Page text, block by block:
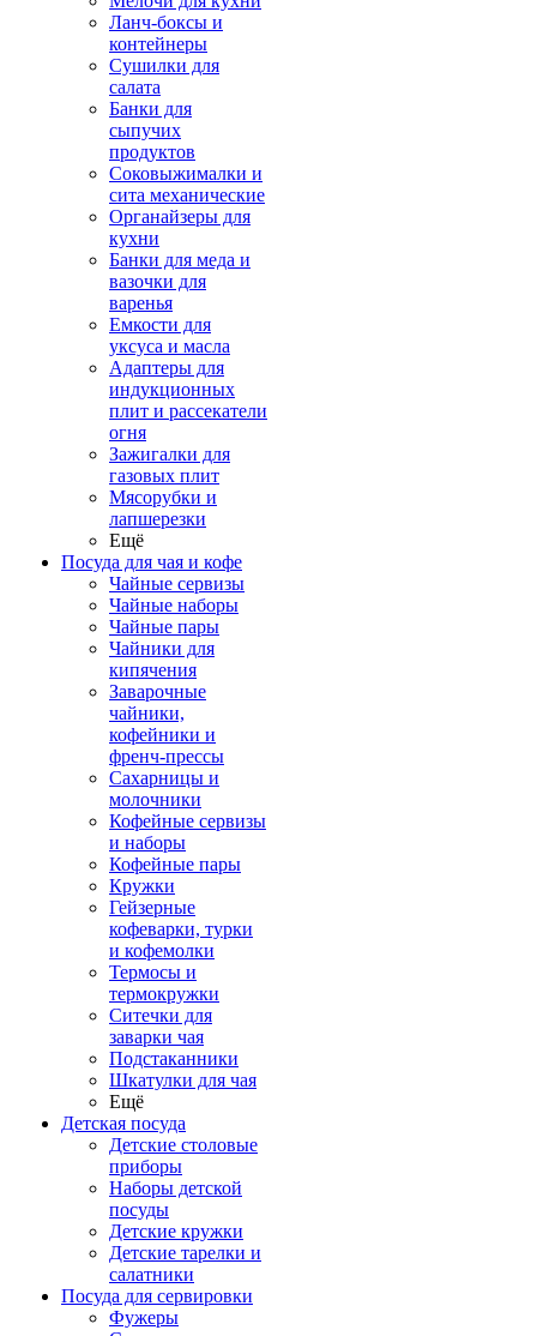
Ланч-боксы и
контейнеры
Сушилки для
салата
Банки для
сыпучих
продуктов
Соковыжималки и
сита механические
Органайзеры для
кухни
Банки для меда и
вазочки для
варенья
Емкости для
уксуса и масла
Адаптеры для
индукционных
плит и рассекатели
огня
Зажигалки для
газовых плит
Мясорубки и
лапшерезки
Ещё
Посуда для чая и кофе
Чайные сервизы
Чайные наборы
Чайные пары
Чайники для
кипячения
Заварочные
чайники,
кофейники и
френч-прессы
Сахарницы и
молочники
Кофейные сервизы
и наборы
Кофейные пары
Кружки
Гейзерные
кофеварки, турки
и кофемолки
Термосы и
термокружки
Ситечки для
заварки чая
Подстаканники
Шкатулки для чая
Ещё
Детская посуда
Детские столовые
приборы
Наборы детской
посуды
Детские кружки
Детские тарелки и
салатники
Посуда для сервировки
Фужеры